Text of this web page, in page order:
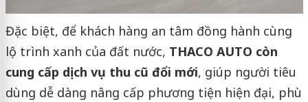
Đặc biệt, để khách hàng an tâm đồng hành cùng
lộ trình xanh của đất nước, THACO AUTO còn
cung cấp dịch vụ thu cũ đổi mới, giúp người tiêu
dùng dễ dàng nâng cấp phương tiện hiện đại, phù